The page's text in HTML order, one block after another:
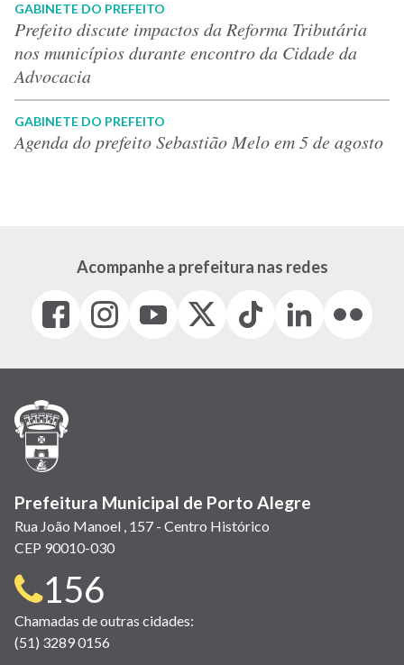
GABINETE DO PREFEITO
Prefeito discute impactos da Reforma Tributária
nos municípios durante encontro da Cidade da
Advocacia
GABINETE DO PREFEITO
Agenda do prefeito Sebastião Melo em 5 de agosto
Acompanhe a prefeitura nas redes
Facebook
(link
em
janela)
Instagram
(link
em
(link
em
(Antigo
(link
Tiktok
(link
em
LinkedIn
(link
em
(link
em
Prefeitura Municipal de Porto Alegre
Rua João Manoel , 157 - Centro Histórico
CEP 90010-030
Telefone
para
156
Chamadas de outras cidades:
(51) 3289 0156